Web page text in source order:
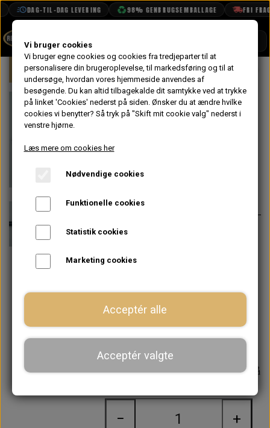
DAG-TIL-DAG LEVERING 98% GENBRUGSEMBALLAGE FRI
BOOK TID
PROJEKTER
TEKNISK DATA
VANDPOLERING
Forside Mini Undervogn & Styrtøj For
På lager
Støddæmper
For
330,40 kr.
Varenummer: 19-221694
Højeste kvalitet standard
flestes forventninger til køre
for B4 støddæmper
bag
Forventet leveringstid:Varen er på
− +
Vi bruger cookies
Vi bruger egne cookies og cookies fra tredjeparter til at
personalisere din brugeroplevelse, til markedsføring og til at
undersøge, hvordan vores hjemmeside anvendes af
besøgende. Du kan altid tilbagekalde dit samtykke ved at trykke
på linket 'Cookies' nederst på siden. Ønsker du at ændre hvilke
cookies vi benytter? Så tryk på "Skift mit cookie valg" nederst i
venstre hjørne.
Læs mere om cookies her
Nødvendige cookies
Funktionelle cookies
Statistik cookies
Marketing cookies
Acceptér alle
Acceptér valgte